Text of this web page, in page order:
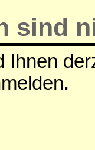
sind
Ihnen